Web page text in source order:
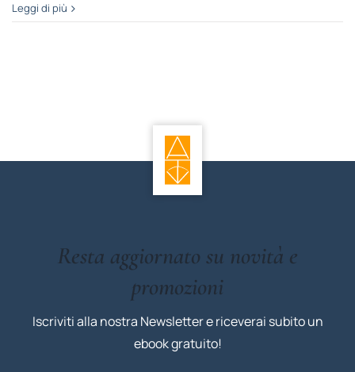
Leggi di più
Resta aggiornato su novità e
promozioni
Iscriviti alla nostra Newsletter e riceverai subito un
ebook gratuito!